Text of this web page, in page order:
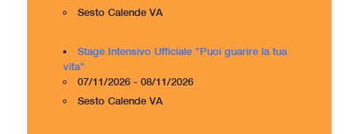
Sesto Calende VA
Stage Intensivo Ufficiale "Puoi guarire la tua
vita"
07/11/2026 - 08/11/2026
Sesto Calende VA